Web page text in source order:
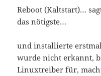
Reboot (Kaltstart)…
das nötigste…
und installierte
wurde nicht erkannt,
Linuxtreiber für,